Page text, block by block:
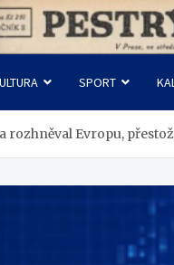
SPORT
rozhněval Evropu,